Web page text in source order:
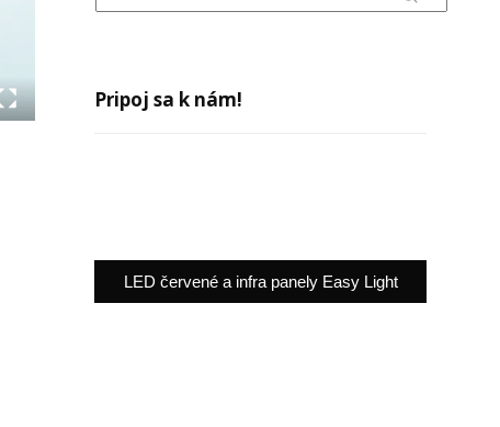
Pripoj sa k nám!
LED červené a infra panely Easy Light